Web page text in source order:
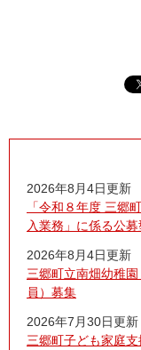
2026年8月4日更新
「令和８年度 三郷
入業務」に係る公
2026年8月4日更新
三郷町立南畑幼稚
員）募集
2026年7月30日更新
三郷町子ども家庭